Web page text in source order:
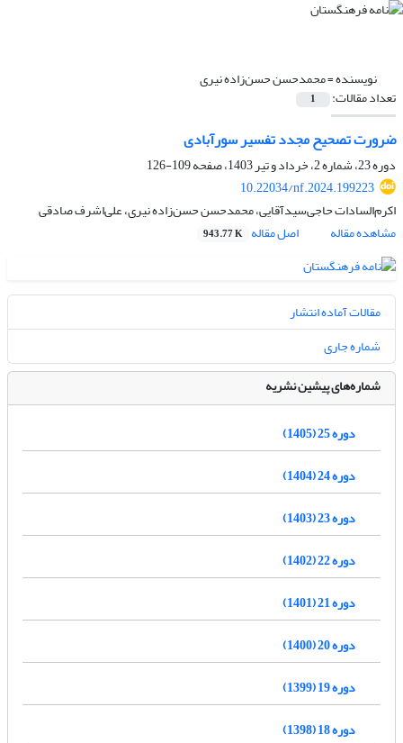
نویسنده =محمدحسن حسن‌زاده نیری
تعداد مقالات: 1
ضرورت تصحیح مجدد تفسیر سورآبادی
دوره 23، شماره 2، خرداد و تیر 1403، صفحه
109-126
10.22034/nf.2024.199223
اکرم‌السادات حاجی‌سیدآقایی، محمدحسن حسن‌زاده نیری، علی‌اشرف صادقی
مشاهده مقاله
اصل مقاله 943.77 K
مقالات آماده انتشار
شماره جاری
شماره‌های پیشین نشریه
دوره 25 (1405)
دوره 24 (1404)
دوره 23 (1403)
دوره 22 (1402)
دوره 21 (1401)
دوره 20 (1400)
دوره 19 (1399)
دوره 18 (1398)